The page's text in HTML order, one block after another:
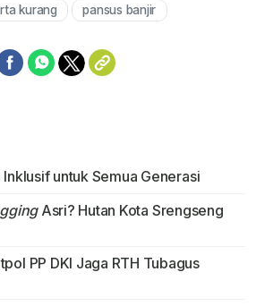
kurang pansus banjir
untuk Semua Generasi
Asri? Hutan Kota Srengseng
PP DKI Jaga RTH Tubagus